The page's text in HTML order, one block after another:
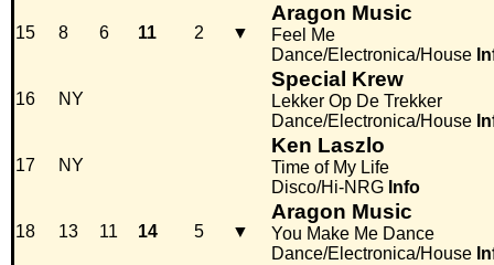
15 8 6 11 2 ▼
Aragon Music
Feel Me
Dance/Electronica/House
16 NY
Special Krew
Lekker Op De Trekker
Dance/Electronica/House
17 NY
Ken Laszlo
Time of My Life
Disco/Hi-NRG Info
18 13 11 14 5 ▼
Aragon Music
You Make Me Dance
Dance/Electronica/House